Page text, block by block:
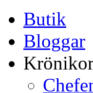
Butik
Bloggar